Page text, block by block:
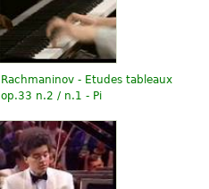
Rachmaninov - Etudes tableaux
op.33 n.2 / n.1 - Pi